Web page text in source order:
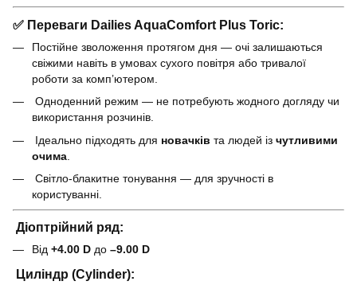
✅ Переваги Dailies AquaComfort Plus Toric:
Постійне зволоження протягом дня — очі залишаються
свіжими навіть в умовах сухого повітря або тривалої
роботи за комп’ютером.
Одноденний режим — не потребують жодного догляду чи
використання розчинів.
Ідеально підходять для новачків та людей із чутливими
очима
Світло-блакитне тонування — для зручності в
користуванні.
Діоптрійний ряд:
Від +4.00 D до –9.00 D
Циліндр (Cylinder):